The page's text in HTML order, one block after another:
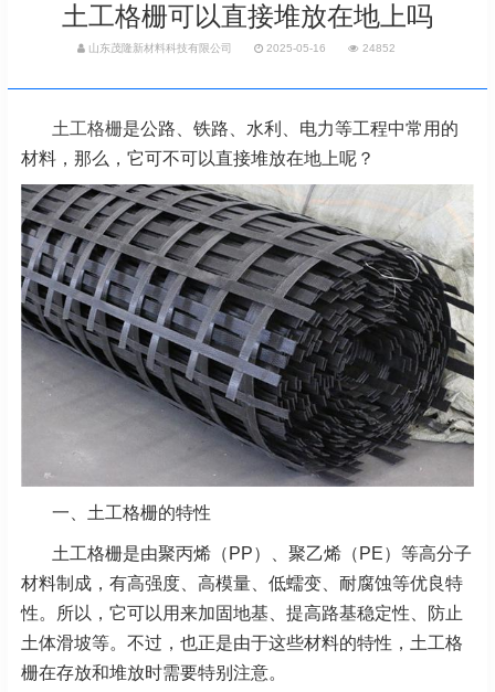
土工格栅可以直接堆放在地上吗
山东茂隆新材料科技有限公司 2025-05-16 24852
土工格栅是公路、铁路、水利、电力等工程中常用的
材料，那么，它可不可以直接堆放在地上呢？
一、土工格栅的特性
土工格栅是由聚丙烯（PP）、聚乙烯（PE）等高分子
材料制成，有高强度、高模量、低蠕变、耐腐蚀等优良特
性。所以，它可以用来加固地基、提高路基稳定性、防止
土体滑坡等。不过，也正是由于这些材料的特性，土工格
栅在存放和堆放时需要特别注意。